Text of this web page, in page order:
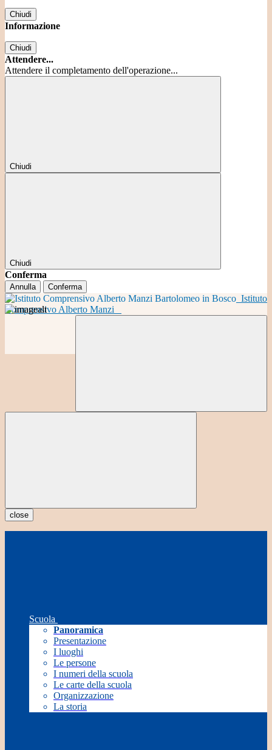
Chiudi
Informazione
Chiudi
Attendere...
Attendere il completamento dell'operazione...
Chiudi
Chiudi
Conferma
Annulla Conferma
Istituto
Comprensivo Alberto Manzi
close
Scuola
Panoramica
Presentazione
I luoghi
Le persone
I numeri della scuola
Le carte della scuola
Organizzazione
La storia